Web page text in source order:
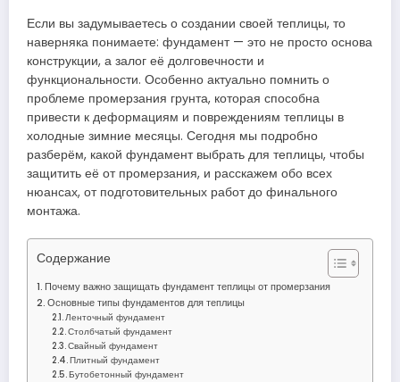
Если вы задумываетесь о создании своей теплицы, то
наверняка понимаете: фундамент — это не просто основа
конструкции, а залог её долговечности и
функциональности. Особенно актуально помнить о
проблеме промерзания грунта, которая способна
привести к деформациям и повреждениям теплицы в
холодные зимние месяцы. Сегодня мы подробно
разберём, какой фундамент выбрать для теплицы, чтобы
защитить её от промерзания, и расскажем обо всех
нюансах, от подготовительных работ до финального
монтажа.
Содержание
Почему важно защищать фундамент теплицы от промерзания
Основные типы фундаментов для теплицы
Ленточный фундамент
Столбчатый фундамент
Свайный фундамент
Плитный фундамент
Бутобетонный фундамент